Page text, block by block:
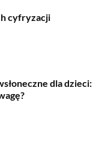
cyfryzacji
dla dzieci: